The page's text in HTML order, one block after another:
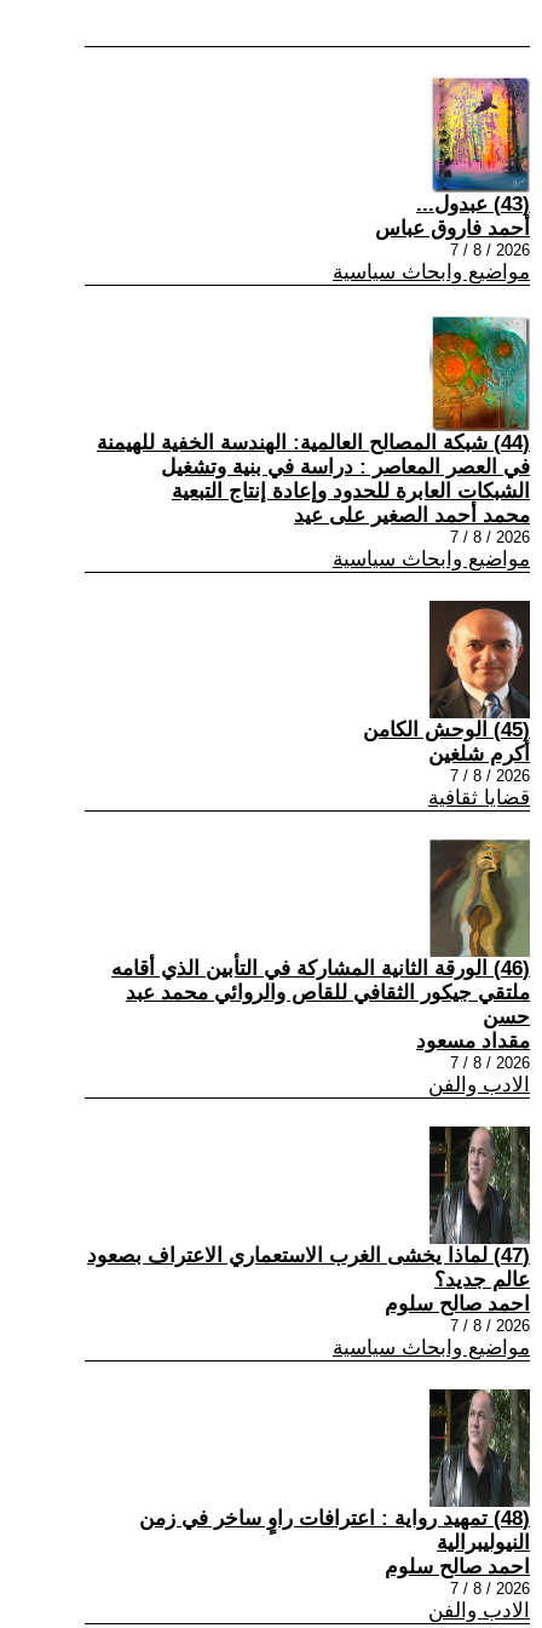
(43) عبدول...
أحمد فاروق عباس
2026 / 8 / 7
مواضيع وابحاث سياسية
(44) شبكة المصالح العالمية: الهندسة الخفية للهيمنة
في العصر المعاصر : دراسة في بنية وتشغيل
الشبكات العابرة للحدود وإعادة إنتاج التبعية
محمد أحمد الصغير على عيد
2026 / 8 / 7
مواضيع وابحاث سياسية
(45) الوحش الكامن
أكرم شلغين
2026 / 8 / 7
قضايا ثقافية
(46) الورقة الثانية المشاركة في التأبين الذي أقامه
ملتقي جيكور الثقافي للقاص والروائي محمد عبد
حسن
مقداد مسعود
2026 / 8 / 7
الادب والفن
(47) لماذا يخشى الغرب الاستعماري الاعتراف بصعود
عالم جديد؟
احمد صالح سلوم
2026 / 8 / 7
مواضيع وابحاث سياسية
(48) تمهيد رواية : اعترافات راوٍ ساخر في زمن
النيوليبرالية
احمد صالح سلوم
2026 / 8 / 7
الادب والفن